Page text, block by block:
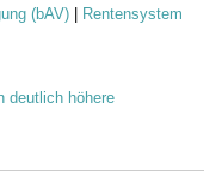
(bAV) | Rentensystem
deutlich höhere